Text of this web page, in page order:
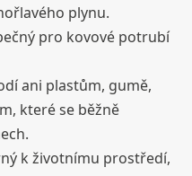
plynu.
pro kovové potrubí
ani plastům, gumě,
které se běžně
k životnímu prostředí,